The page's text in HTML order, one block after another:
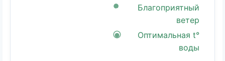
Благоприятный
ветер
Оптимальная t°
воды